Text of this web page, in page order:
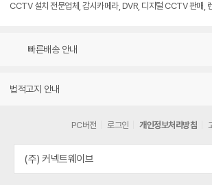
CCTV 설치 전문업체, 감시카메라, DVR, 디지털 CCTV 판매,
빠른배송 안내
법적고지 안내
PC버전 로그인 개인정보처리방침
(주) 커넥트웨이브